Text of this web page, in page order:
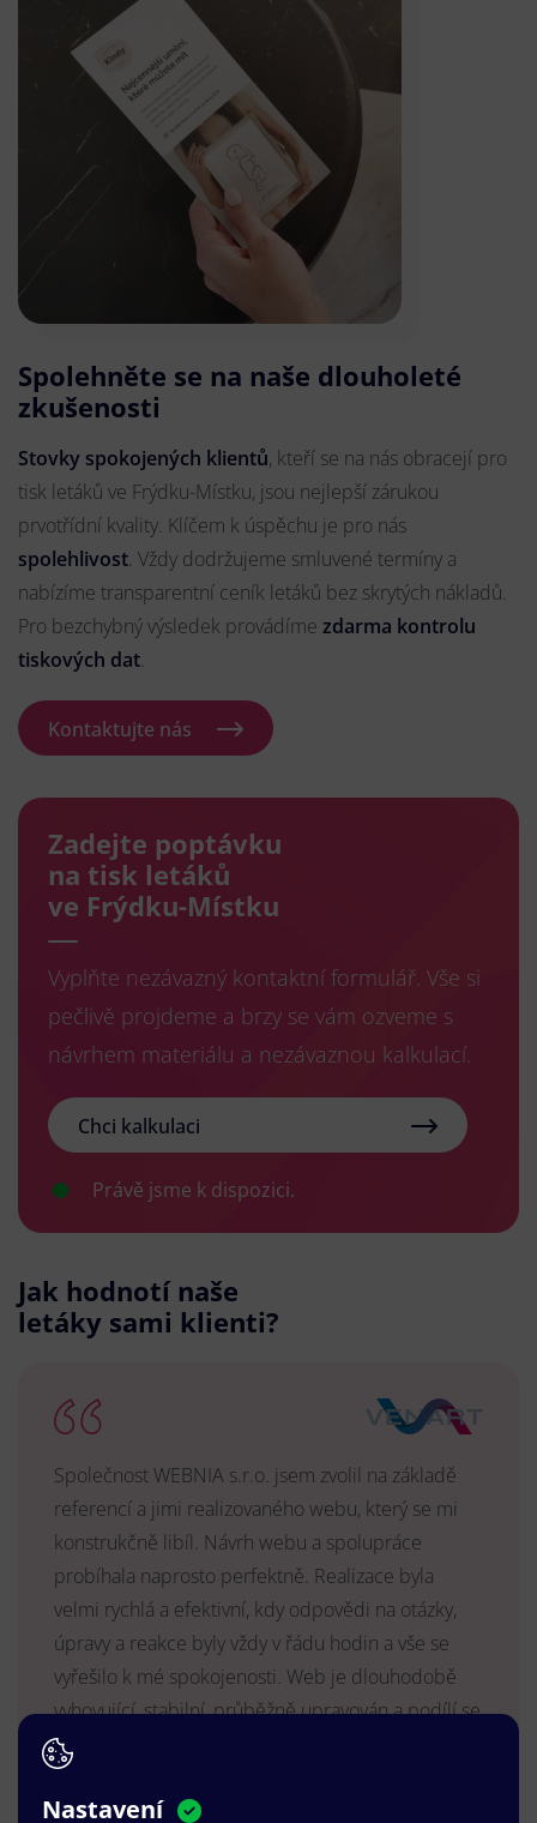
Spolehněte se na naše dlouholeté
zkušenosti
Stovky spokojených klientů, kteří se na nás obracejí pro
tisk letáků ve Frýdku-Místku, jsou nejlepší zárukou
prvotřídní kvality. Klíčem k úspěchu je pro nás
spolehlivost. Vždy dodržujeme smluvené termíny a
nabízíme transparentní ceník letáků bez skrytých nákladů.
Pro bezchybný výsledek provádíme zdarma kontrolu
tiskových dat.
Kontaktujte nás
Zadejte poptávku
na tisk letáků
ve Frýdku-Místku
Vyplňte nezávazný kontaktní formulář. Vše si
pečlivě projdeme a brzy se vám ozveme s
návrhem materiálu a nezávaznou kalkulací.
Chci kalkulaci
Právě jsme k dispozici.
Jak hodnotí naše
letáky sami klienti?
Společnost WEBNIA s.r.o. jsem zvolil na základě
referencí a jimi realizovaného webu, který se mi
konstrukčně libíl. Návrh webu a spolupráce
probíhala naprosto perfektně. Realizace byla
velmi rychlá a efektivní, kdy odpovědi na otázky,
úpravy a reakce byly vždy v řádu hodin a vše se
vyřešilo k mé spokojenosti. Web je dlouhodobě
vyhovující, stabilní, průběžně upravován a podílí se
na pozitivním vnímání naší značky.
MUDr. Radek Vyšohlíd
Nastavení